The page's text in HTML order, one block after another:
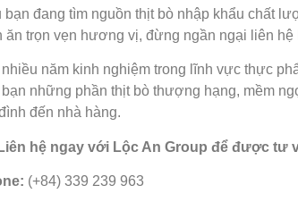
bạn đang tìm nguồn thịt bò nhập khẩu chất
ăn trọn vẹn hương vị, đừng ngần ngại liên hệ
năm kinh nghiệm trong lĩnh vực thực
những phần thịt bò thượng hạng, mềm
đến nhà hàng.
Liên hệ ngay với Lộc An Group để được tư
(+84) 339 239 963